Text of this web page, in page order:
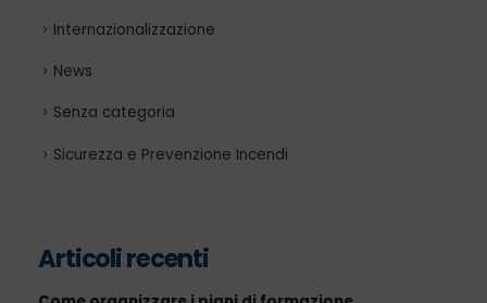
Internazionalizzazione
News
Senza categoria
Sicurezza e Prevenzione Incendi
Articoli recenti